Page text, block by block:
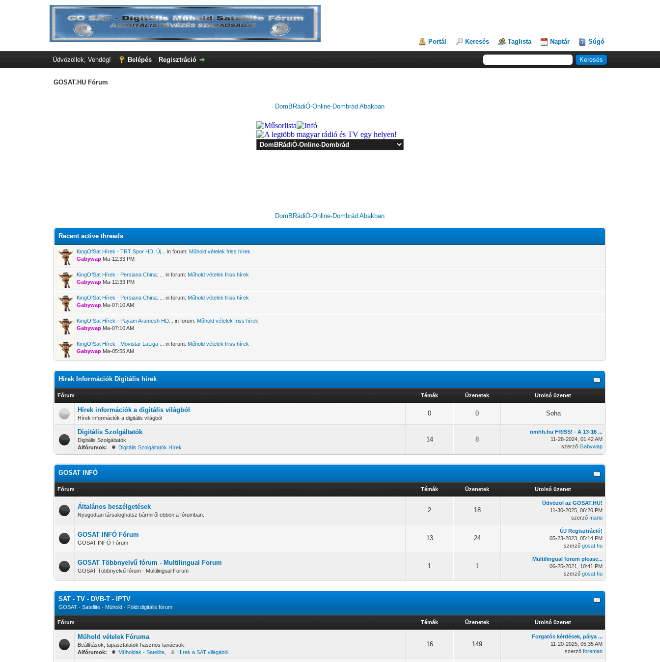
Portál Keresés Taglista Naptár Súgó
Üdvözöllek, Vendég! Belépés Regisztráció
GOSAT.HU Fórum
DomBRádiÓ-Online-Dombrád Abakban
DomBRádiÓ-Online-Dombrád Abakban
Recent active threads
KingOfSat Hírek - TRT Spor HD: Új... in forum: Műhold vételek friss hírek
Gabywap Ma-12:33 PM
KingOfSat Hírek - Persiana China: ... in forum: Műhold vételek friss hírek
Gabywap Ma-12:33 PM
KingOfSat Hírek - Persiana China: ... in forum: Műhold vételek friss hírek
Gabywap Ma-07:10 AM
KingOfSat Hírek - Payam Aramesh HD... in forum: Műhold vételek friss hírek
Gabywap Ma-07:10 AM
KingOfSat Hírek - Movistar LaLiga ... in forum: Műhold vételek friss hírek
Gabywap Ma-05:55 AM
Hírek Információk Digitális hírek
Fórum Témák Üzenetek Utolsó üzenet
Hírek információk a digitális világból
Hírek információk a digitális világból
0 0 Soha
Digitális Szolgáltatók
Digitális Szolgáltatók
Alfórumok:
Digitális Szolgáltatók Hírek
14 8
nmhh.hu FRISS! - A 13-16 ...
11-28-2024, 01:42 AM
szerzőGabywap
GOSAT INFÓ
Fórum Témák Üzenetek Utolsó üzenet
Általános beszélgetések
Nyugodtan társaloghatsz bármiről ebben a fórumban.
2 18
Üdvözöl az GOSAT.HU!
11-30-2025, 06:20 PM
szerzőmario
GOSAT INFÓ Fórum
GOSAT INFÓ Fórum
13 24
ÚJ Regisztráció!
05-23-2023, 05:14 PM
szerzőgosat.hu
GOSAT Többnyelvű fórum - Multilingual Forum
GOSAT Többnyelvű fórum - Multilingual Forum
1 1
Multilingual forum please...
06-25-2021, 10:41 PM
szerzőgosat.hu
SAT - TV - DVB-T - IPTV
GOSAT - Satellite - Mühold - Földi digitális fórum
Fórum Témák Üzenetek Utolsó üzenet
Mühold vételek Fóruma
Beállítások, tapasztalatok hasznos tanácsok.
Alfórumok:
Müholdak - Satellite Hírek a SAT világából
16 149
Forgatós kérdések, pálya ...
11-20-2025, 05:35 AM
szerzőforeman